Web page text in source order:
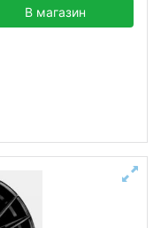
В магазин